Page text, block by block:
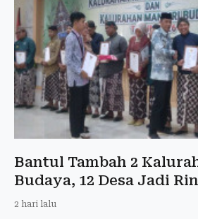
Bantul Tambah 2
Budaya, 12 Desa Jadi
2 hari lalu